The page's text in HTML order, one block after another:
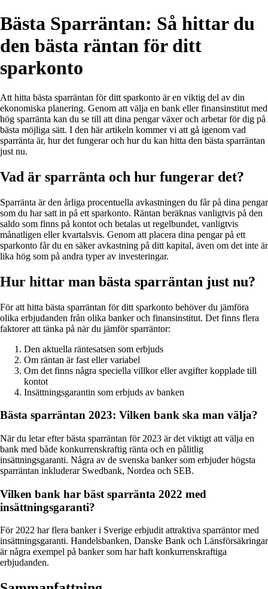
Bästa Sparräntan: Så hittar du
den bästa räntan för ditt
sparkonto
Att hitta bästa sparräntan för ditt sparkonto är en viktig del av din
ekonomiska planering. Genom att välja en bank eller finansinstitut med
hög sparränta kan du se till att dina pengar växer och arbetar för dig på
bästa möjliga sätt. I den här artikeln kommer vi att gå igenom vad
sparränta är, hur det fungerar och hur du kan hitta den bästa sparräntan
just nu.
Vad är sparränta och hur fungerar det?
Sparränta är den årliga procentuella avkastningen du får på dina pengar
som du har satt in på ett sparkonto. Räntan beräknas vanligtvis på den
saldo som finns på kontot och betalas ut regelbundet, vanligtvis
månatligen eller kvartalsvis. Genom att placera dina pengar på ett
sparkonto får du en säker avkastning på ditt kapital, även om det inte är
lika hög som på andra typer av investeringar.
Hur hittar man bästa sparräntan just nu?
För att hitta bästa sparräntan för ditt sparkonto behöver du jämföra
olika erbjudanden från olika banker och finansinstitut. Det finns flera
faktorer att tänka på när du jämför sparräntor:
Den aktuella räntesatsen som erbjuds
Om räntan är fast eller variabel
Om det finns några speciella villkor eller avgifter kopplade till
kontot
Insättningsgarantin som erbjuds av banken
Bästa sparräntan 2023: Vilken bank ska man välja?
När du letar efter bästa sparräntan för 2023 är det viktigt att välja en
bank med både konkurrenskraftig ränta och en pålitlig
insättningsgaranti. Några av de svenska banker som erbjuder högsta
sparräntan inkluderar Swedbank, Nordea och SEB.
Vilken bank har bäst sparränta 2022 med
insättningsgaranti?
För 2022 har flera banker i Sverige erbjudit attraktiva sparräntor med
insättningsgaranti. Handelsbanken, Danske Bank och Länsförsäkringar
är några exempel på banker som har haft konkurrenskraftiga
erbjudanden.